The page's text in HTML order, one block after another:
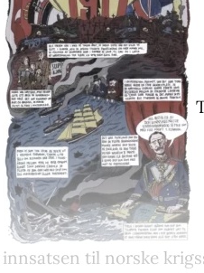
innsatsen til norske